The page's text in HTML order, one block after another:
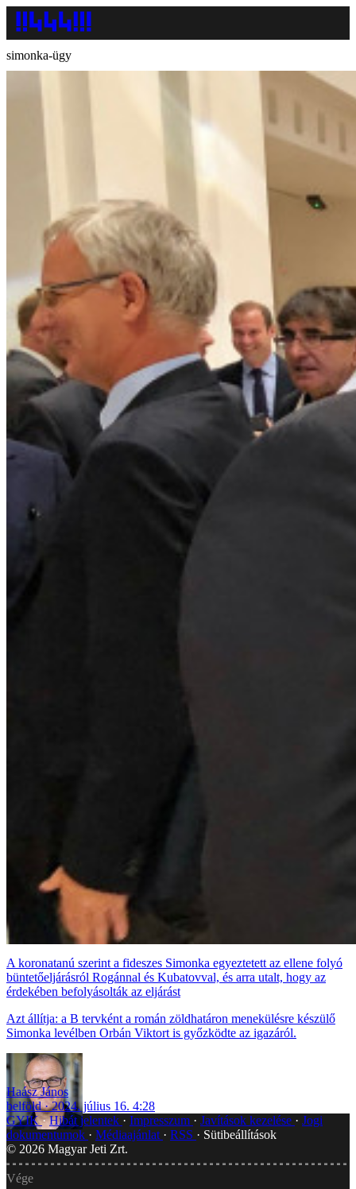
simonka-ügy
A koronatanú szerint a fideszes Simonka egyeztetett az ellene folyó
büntetőeljárásról Rogánnal és Kubatovval, és arra utalt, hogy az
érdekében befolyásolták az eljárást
Azt állítja: a B tervként a román zöldhatáron menekülésre készülő
Simonka levélben Orbán Viktort is győzködte az igazáról.
Haász János
belföld
2024. július 16. 4:28
GYIK Hibát jelentek Impresszum Javítások kezelése
Jogi
dokumentumok
Médiaajánlat RSS
Sütibeállítások
© 2026 Magyar Jeti Zrt.
Vége